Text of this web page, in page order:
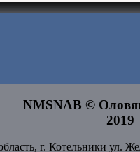
NMSNAB ©
2019
г. Котельники ул.